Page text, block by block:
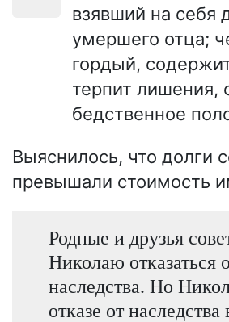
взявший на себя
умершего отца;
гордый,
терпит лишения,
бедственное
Выяснилось, что долги
превышали стоимость
Родные и друзья
Николаю отказаться
наследства. Но
отказе от наследства